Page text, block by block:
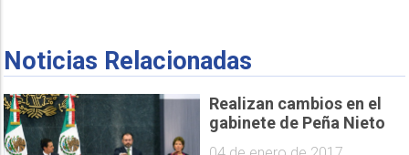
Noticias Relacionadas
Realizan cambios en el
gabinete de Peña Nieto